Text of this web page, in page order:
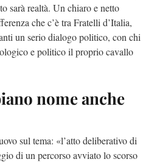
sarà realtà. Un chiaro e netto
che c’è tra Fratelli d’Italia,
un serio dialogo politico, con chi
e politico il proprio cavallo
nome anche
sul tema: «l’atto deliberativo di
di un percorso avviato lo scorso